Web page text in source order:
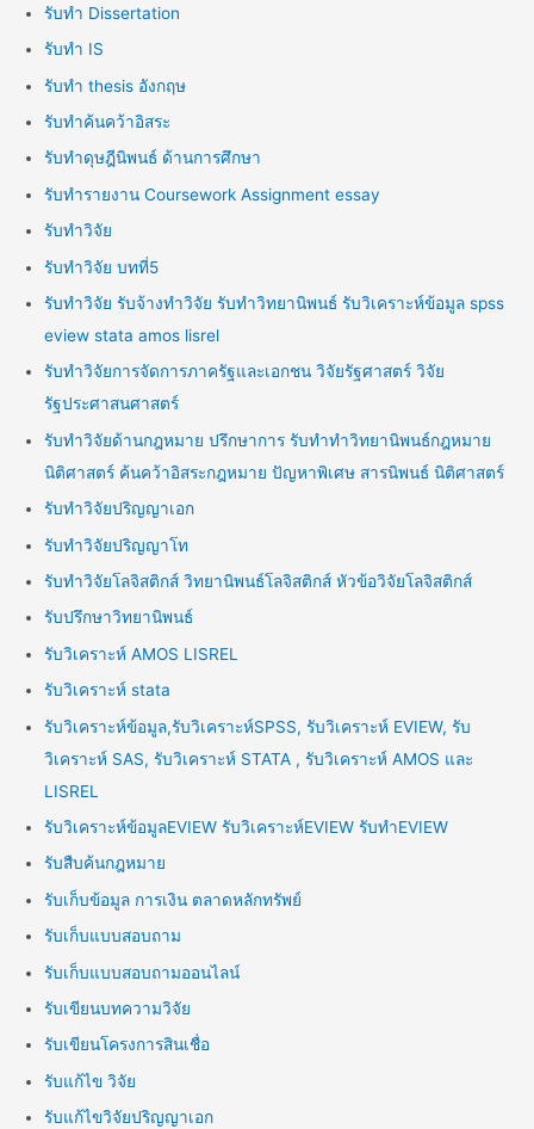
รับทำ Dissertation
รับทำ IS
รับทำ thesis อังกฤษ
รับทำค้นคว้าอิสระ
รับทำดุษฎีนิพนธ์ ด้านการศึกษา
รับทำรายงาน Coursework Assignment essay
รับทำวิจัย
รับทำวิจัย บทที่5
รับทำวิจัย รับจ้างทำวิจัย รับทำวิทยานิพนธ์ รับวิเคราะห์ข้อมูล spss
eview stata amos lisrel
รับทำวิจัยการจัดการภาครัฐและเอกชน วิจัยรัฐศาสตร์ วิจัย
รัฐประศาสนศาสตร์
รับทำวิจัยด้านกฎหมาย ปรึกษาการ รับทำทำวิทยานิพนธ์กฎหมาย
นิติศาสตร์ ค้นคว้าอิสระกฎหมาย ปัญหาพิเศษ สารนิพนธ์ นิติศาสตร์
รับทำวิจัยปริญญาเอก
รับทำวิจัยปริญญาโท
รับทำวิจัยโลจิสติกส์ วิทยานิพนธ์โลจิสติกส์ หัวข้อวิจัยโลจิสติกส์
รับปรึกษาวิทยานิพนธ์
รับวิเคราะห์ AMOS LISREL
รับวิเคราะห์ stata
รับวิเคราะห์ข้อมูล,รับวิเคราะห์SPSS, รับวิเคราะห์ EVIEW, รับ
วิเคราะห์ SAS, รับวิเคราะห์ STATA , รับวิเคราะห์ AMOS และ
LISREL
รับวิเคราะห์ข้อมูลEVIEW รับวิเคราะห์EVIEW รับทำEVIEW
รับสืบค้นกฎหมาย
รับเก็บข้อมูล การเงิน ตลาดหลักทรัพย์
รับเก็บแบบสอบถาม
รับเก็บแบบสอบถามออนไลน์
รับเขียนบทความวิจัย
รับเขียนโครงการสินเชื่อ
รับแก้ไข วิจัย
รับแก้ไขวิจัยปริญญาเอก